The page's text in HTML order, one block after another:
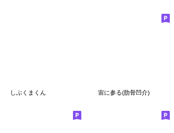
しぶくまくん 宙に参る(肋骨凹介)